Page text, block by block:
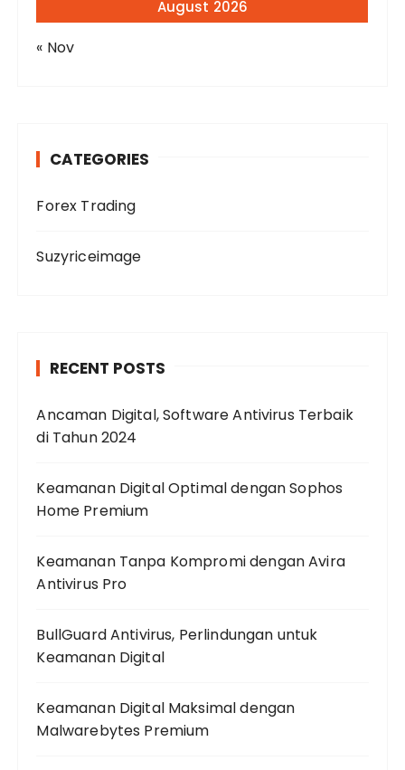
August 2026
« Nov
CATEGORIES
Forex Trading
Suzyriceimage
RECENT POSTS
Ancaman Digital, Software Antivirus Terbaik
di Tahun 2024
Keamanan Digital Optimal dengan Sophos
Home Premium
Keamanan Tanpa Kompromi dengan Avira
Antivirus Pro
BullGuard Antivirus, Perlindungan untuk
Keamanan Digital
Keamanan Digital Maksimal dengan
Malwarebytes Premium